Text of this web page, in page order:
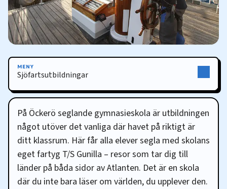
På Öckerö seglande gymnasieskola är utbildningen
något utöver det vanliga där havet på riktigt är
ditt klassrum. Här får alla elever segla med skolans
eget fartyg T/S Gunilla – resor som tar dig till
länder på båda sidor av Atlanten. Det är en skola
där du inte bara läser om världen, du upplever den.
MENY
Sjöfartsutbildningar
Sjöfartsutbildningar